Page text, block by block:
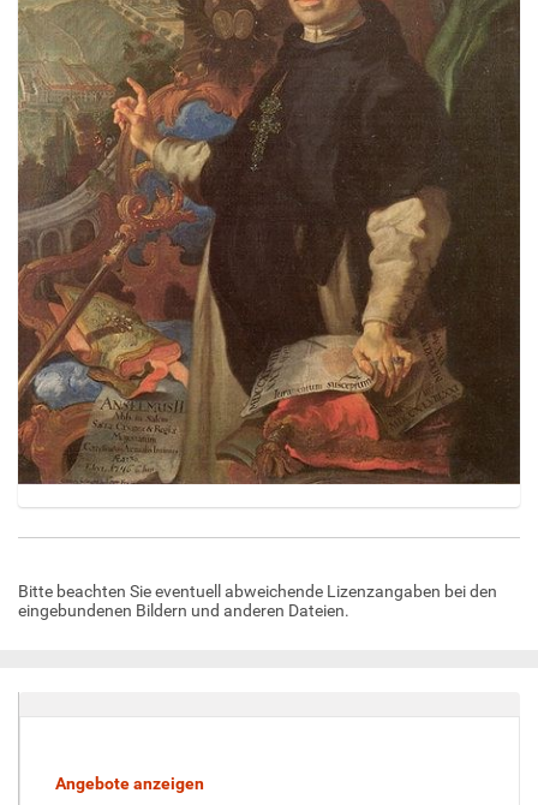
e
g
e
Bitte beachten Sie eventuell abweichende Lizenzangaben bei den
eingebundenen Bildern und anderen Dateien.